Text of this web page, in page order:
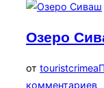
Озеро
от touristcrimea
комментариев